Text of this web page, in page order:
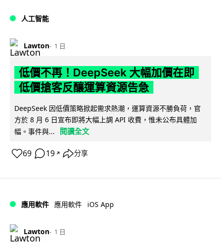
人工智能
Lawton 1 日
低價不再！DeepSeek 大幅加價在即
低價搶客反釀運算資源告急
DeepSeek 因低價策略掀起需求熱潮，運算資源不勝負荷，官
方於 8 月 6 日宣布即將大幅上調 API 收費，惟未公布具體加
幅。事件與...
閱讀全文
69 19 ↗ 分享
應用軟件 應用軟件 iOS App
Lawton 1 日